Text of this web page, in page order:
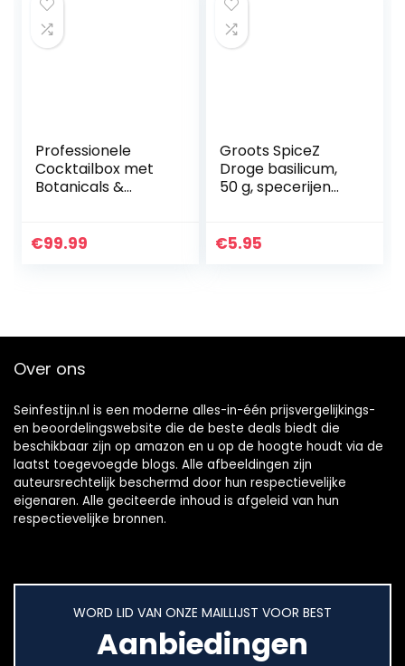
Professionele
Cocktailbox met
Botanicals &
€99.99
Groots SpiceZ
Droge basilicum,
50 g, specerijen
ideale
€5.95
Over ons
Seinfestijn.nl is een moderne alles-in-één prijsvergelijkings-
en beoordelingswebsite die de beste deals biedt die
beschikbaar zijn op amazon en u op de hoogte houdt via de
laatst toegevoegde blogs. Alle afbeeldingen zijn
auteursrechtelijk beschermd door hun respectievelijke
eigenaren. Alle geciteerde inhoud is afgeleid van hun
respectievelijke bronnen.
WORD LID VAN ONZE MAILLIJST VOOR BEST
Aanbiedingen